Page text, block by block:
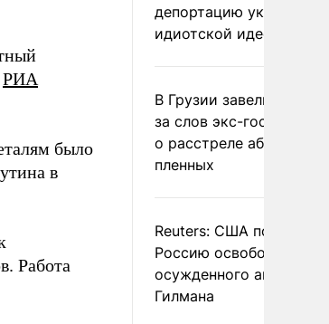
РИА
было
в
Работа
депортацию украинцев
идиотской идеей
В Грузии завели дело
за слов экс-
о расстреле абхазских
пленных
Reuters: США
Россию освободить
осужденного
Гилмана